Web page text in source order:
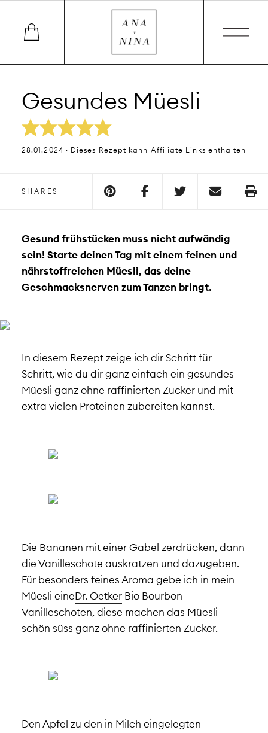
Gesundes Müesli
28.01.2024 · Dieses Rezept kann Affiliate Links enthalten
SHARES
Gesund frühstücken muss nicht aufwändig
sein! Starte deinen Tag mit einem feinen und
nährstoffreichen Müesli, das deine
Geschmacksnerven zum Tanzen bringt.
In diesem Rezept zeige ich dir Schritt für
Schritt, wie du dir ganz einfach ein gesundes
Müesli ganz ohne raffinierten Zucker und mit
extra vielen Proteinen zubereiten kannst.
Die Bananen mit einer Gabel zerdrücken, dann
die Vanilleschote auskratzen und dazugeben.
Für besonders feines Aroma gebe ich in mein
Müesli eineDr. OetkerBio Bourbon
Vanilleschoten, diese machen das Müesli
schön süss ganz ohne raffinierten Zucker.
Den Apfel zu den in Milch eingelegten